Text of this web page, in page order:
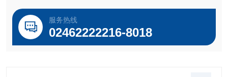
服务热线
02462222216-8018